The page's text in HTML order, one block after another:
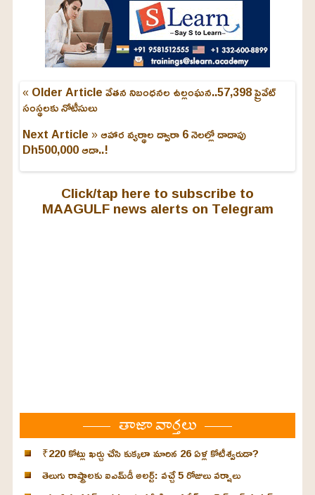
n
m
u
t
e
3
%
« Older Articleవేతన నిబంధనల ఉల్లంఘన..57,398 ప్రైవేట్
సంస్థలకు నోటీసులు
Next Article »ఆహార వ్యర్థాల ద్వారా 6 నెలల్లో దాదాపు
Dh500,000 ఆదా..!
Click/tap here to subscribe to
MAAGULF news alerts on Telegram
తాజా వార్తలు
₹220 కోట్లు ఖర్చు చేసి కుక్కలా మారిన 26 ఏళ్ల కోటీశ్వరుడా?
తెలుగు రాష్ట్రాలకు ఐఎమ్‌డీ అలర్ట్: వచ్చే 5 రోజులు వర్షాలు